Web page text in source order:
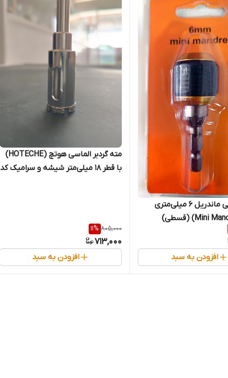
تبدیل مینی ماندریل ۶ میلی‌متری
افزودن به سبد
مته گردبر الماسی هوتچ (HOTECHE)
با قطر ۱۸ میلی‌متر شیشه و سرامیک کد
805,000
11%
713,000
افزودن به سبد